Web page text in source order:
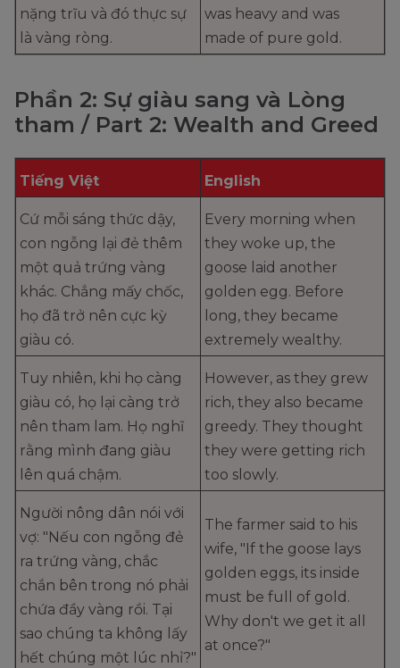
nặng trĩu và đó thực sự
là vàng ròng.
was heavy and was
made of pure gold.
Phần 2: Sự giàu sang và Lòng
tham / Part 2: Wealth and Greed
Tiếng Việt English
Cứ mỗi sáng thức dậy,
con ngỗng lại đẻ thêm
một quả trứng vàng
khác. Chẳng mấy chốc,
họ đã trở nên cực kỳ
giàu có.
Every morning when
they woke up, the
goose laid another
golden egg. Before
long, they became
extremely wealthy.
Tuy nhiên, khi họ càng
giàu có, họ lại càng trở
nên tham lam. Họ nghĩ
rằng mình đang giàu
lên quá chậm.
However, as they grew
rich, they also became
greedy. They thought
they were getting rich
too slowly.
Người nông dân nói với
vợ: "Nếu con ngỗng đẻ
ra trứng vàng, chắc
chắn bên trong nó phải
chứa đầy vàng rồi. Tại
sao chúng ta không lấy
hết chúng một lúc nhỉ?"
The farmer said to his
wife, "If the goose lays
golden eggs, its inside
must be full of gold.
Why don't we get it all
at once?"